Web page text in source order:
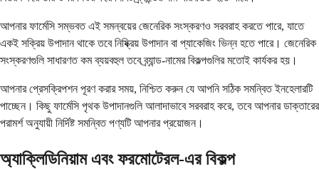
আপনার ফার্মেসি সম্ভবত এই সমন্বয়ের জেনেরিক সংস্করণও সরবরাহ করতে পারে, যাতে
একই সক্রিয় উপাদান থাকে তবে নিষ্ক্রিয় উপাদান বা প্যাকেজিং ভিন্ন হতে পারে। জেনেরিক
সংস্করণগুলি সাধারণত কম ব্যয়বহুল তবে ব্র্যান্ড-নামের বিকল্পগুলির মতোই কার্যকর হয়।
আপনার প্রেসক্রিপশন পূরণ করার সময়, নিশ্চিত করুন যে আপনি সঠিক সমন্বিত ইনহেলারটি
পাচ্ছেন। কিছু ফার্মেসি পৃথক উপাদানগুলি আলাদাভাবে সরবরাহ করে, তবে আপনার ডাক্তারের
পরামর্শ অনুযায়ী নির্দিষ্ট সমন্বিত পণ্যটি আপনার প্রয়োজন।
অ্যাক্লিডিনিয়াম এবং ফরমোটেরল-এর বিকল্প